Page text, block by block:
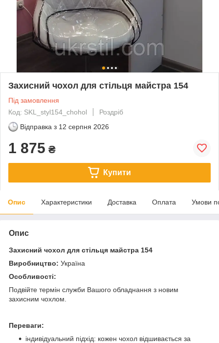
Захисний чохол для стільця майстра 154
Під замовлення
Код: SKL_styl154_chohol
Роздріб
Відправка з 12 серпня 2026
1 875 ₴
Купити
Опис Характеристики Доставка Оплата Умови
Опис
Захисний чохол для стільця майстра 154
Виробництво: Україна
Особливості:
Подвійте термін служби Вашого обладнання з новим
захисним чохлом.
Переваги:
індивідуальний підхід: кожен чохол відшивається за